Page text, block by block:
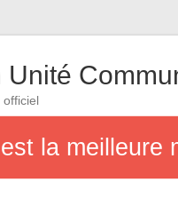
Unité
officiel
la meilleure